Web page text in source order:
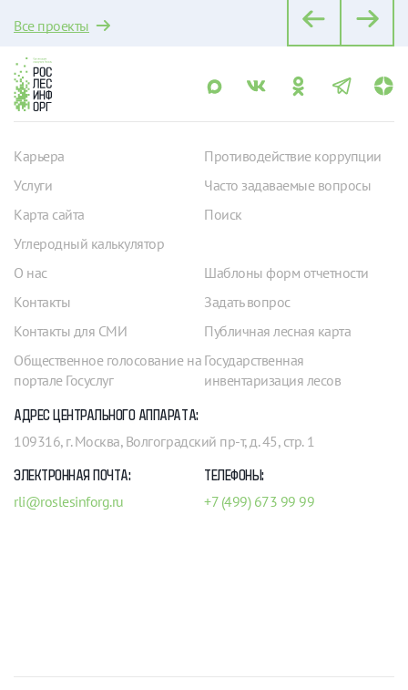
Все проекты
Карьера
Услуги
Карта сайта
Углеродный калькулятор
Противодействие коррупции
Часто задаваемые вопросы
Поиск
О нас
Контакты
Контакты для СМИ
Общественное голосование на
портале Госуслуг
Шаблоны форм отчетности
Задать вопрос
Публичная лесная карта
Государственная
инвентаризация лесов
АДРЕС ЦЕНТРАЛЬНОГО АППАРАТА:
109316, г. Москва, Волгоградский пр-т, д. 45, стр. 1
ЭЛЕКТРОННАЯ ПОЧТА:
rli@roslesinforg.ru
ТЕЛЕФОНЫ:
+7 (499) 673 99 99